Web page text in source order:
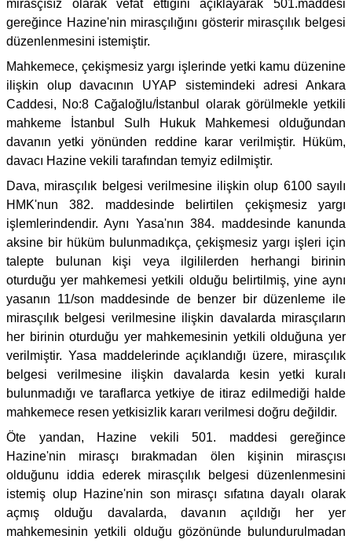
mirasçısız olarak vefat ettiğini açıklayarak 501.maddesi
gereğince Hazine'nin mirasçılığını gösterir mirasçılık belgesi
düzenlenmesini istemiştir.
Mahkemece, çekişmesiz yargı işlerinde yetki kamu düzenine
ilişkin olup davacının UYAP sistemindeki adresi Ankara
Caddesi, No:8 Cağaloğlu/İstanbul olarak görülmekle yetkili
mahkeme İstanbul Sulh Hukuk Mahkemesi olduğundan
davanın yetki yönünden reddine karar verilmiştir. Hüküm,
davacı Hazine vekili tarafından temyiz edilmiştir.
Dava, mirasçılık belgesi verilmesine ilişkin olup 6100 sayılı
HMK'nun 382. maddesinde belirtilen çekişmesiz yargı
işlemlerindendir. Aynı Yasa'nın 384. maddesinde kanunda
aksine bir hüküm bulunmadıkça, çekişmesiz yargı işleri için
talepte bulunan kişi veya ilgililerden herhangi birinin
oturduğu yer mahkemesi yetkili olduğu belirtilmiş, yine aynı
yasanın 11/son maddesinde de benzer bir düzenleme ile
mirasçılık belgesi verilmesine ilişkin davalarda mirasçıların
her birinin oturduğu yer mahkemesinin yetkili olduğuna yer
verilmiştir. Yasa maddelerinde açıklandığı üzere, mirasçılık
belgesi verilmesine ilişkin davalarda kesin yetki kuralı
bulunmadığı ve taraflarca yetkiye de itiraz edilmediği halde
mahkemece resen yetkisizlik kararı verilmesi doğru değildir.
Öte yandan, Hazine vekili 501. maddesi gereğince
Hazine'nin mirasçı bırakmadan ölen kişinin mirasçısı
olduğunu iddia ederek mirasçılık belgesi düzenlenmesini
istemiş olup Hazine'nin son mirasçı sıfatına dayalı olarak
açmış olduğu davalarda, davanın açıldığı her yer
mahkemesinin yetkili olduğu gözönünde bulundurulmadan